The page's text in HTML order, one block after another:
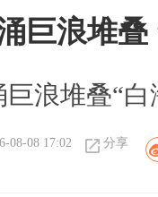
巨浪堆
浪堆叠“
08-08 17:02 分享